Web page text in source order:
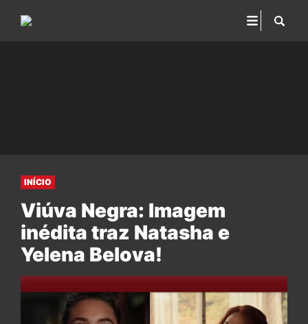
INÍCIO
Viúva Negra: Imagem
inédita traz Natasha e
Yelena Belova!